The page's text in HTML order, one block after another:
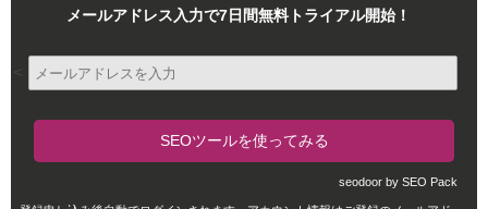
メールアドレス入力で7日間無料トライアル開始！
seodoor by SEO Pack